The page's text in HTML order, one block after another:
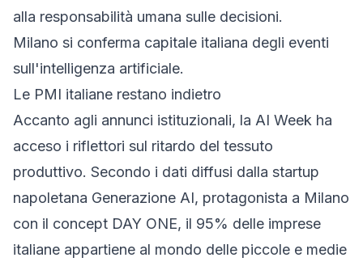
alla responsabilità umana sulle decisioni.
Milano si conferma capitale italiana degli eventi
sull'intelligenza artificiale.
Le PMI italiane restano indietro
Accanto agli annunci istituzionali, la AI Week ha
acceso i riflettori sul ritardo del tessuto
produttivo. Secondo i dati diffusi dalla startup
napoletana Generazione AI, protagonista a Milano
con il concept DAY ONE, il 95% delle imprese
italiane appartiene al mondo delle piccole e medie